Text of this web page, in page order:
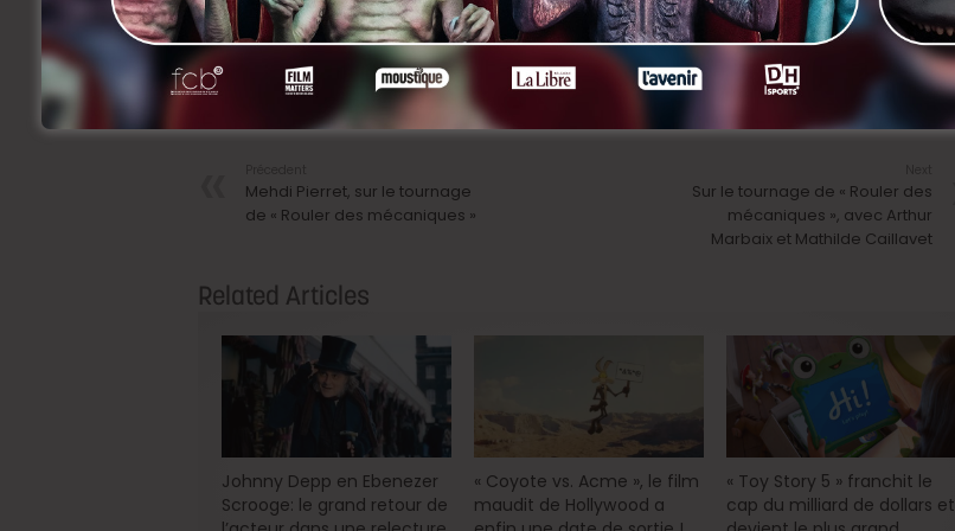
Quoi qu’il en soit, on tremble déjà…
Facebook Twitter LinkedIn
Mehdi Pierret, sur le tournage
de « Rouler des mécaniques »
Sur le tournage de « Rouler des
mécaniques », avec Arthur
Marbaix et Mathilde Caillavet
Related Articles
Johnny Depp en Ebenezer
Scrooge: le grand retour de
« Coyote vs. Acme », le film
maudit de Hollywood a
« Toy Story 5 » franchit le
cap du milliard de dollars et